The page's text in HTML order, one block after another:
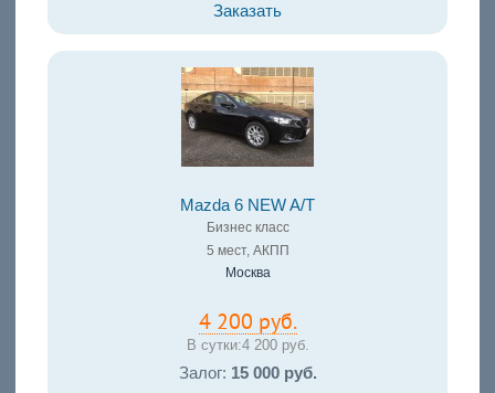
Заказать
Mazda 6 NEW A/T
Бизнес класс
5 мест, АКПП
Москва
4 200 руб.
В сутки:4 200 руб.
Залог: 15 000 руб.